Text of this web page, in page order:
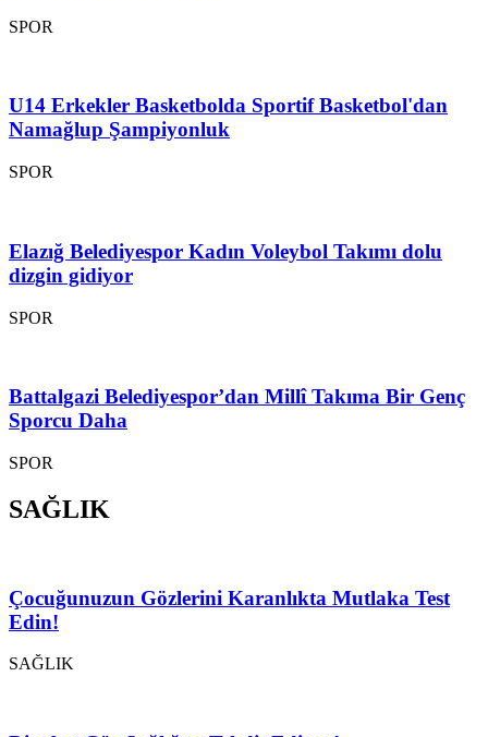
SPOR
U14 Erkekler Basketbolda Sportif Basketbol'dan
Namağlup Şampiyonluk
SPOR
Elazığ Belediyespor Kadın Voleybol Takımı dolu
dizgin gidiyor
SPOR
Battalgazi Belediyespor’dan Millî Takıma Bir Genç
Sporcu Daha
SPOR
SAĞLIK
Çocuğunuzun Gözlerini Karanlıkta Mutlaka Test
Edin!
SAĞLIK